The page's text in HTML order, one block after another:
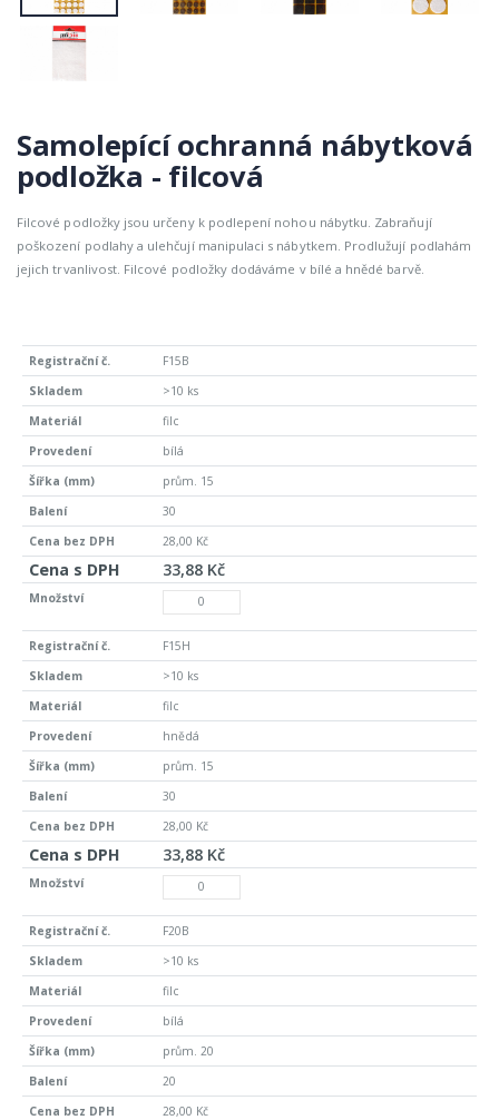
Samolepící ochranná nábytková
podložka - filcová
Filcové podložky jsou určeny k podlepení nohou nábytku. Zabraňují
poškození podlahy a ulehčují manipulaci s nábytkem. Prodlužují podlahám
jejich trvanlivost. Filcové podložky dodáváme v bílé a hnědé barvě.
F15B
>10 ks
filc
bílá
prům. 15
30
28,00 Kč
33,88 Kč
F15H
>10 ks
filc
hnědá
prům. 15
30
28,00 Kč
33,88 Kč
F20B
>10 ks
filc
bílá
prům. 20
20
28,00 Kč